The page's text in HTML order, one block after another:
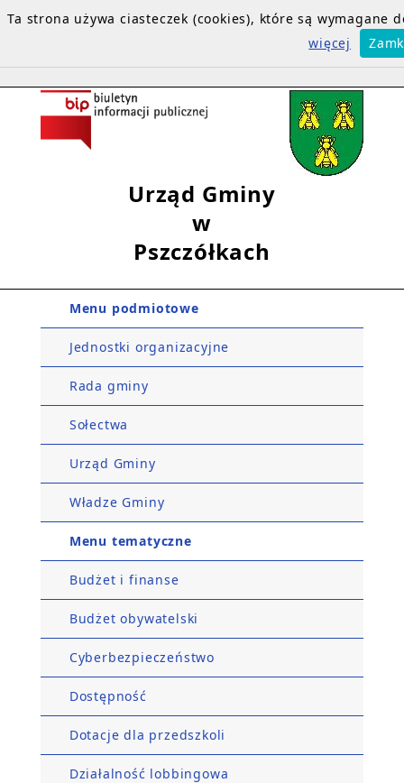
Urząd Gminy
w
Pszczółkach
Menu podmiotowe
Jednostki organizacyjne
Rada gminy
Sołectwa
Urząd Gminy
Władze Gminy
Menu tematyczne
Budżet i finanse
Budżet obywatelski
Cyberbezpieczeństwo
Dostępność
Dotacje dla przedszkoli
Działalność lobbingowa
Ta strona używa ciasteczek (cookies), które są
więcej